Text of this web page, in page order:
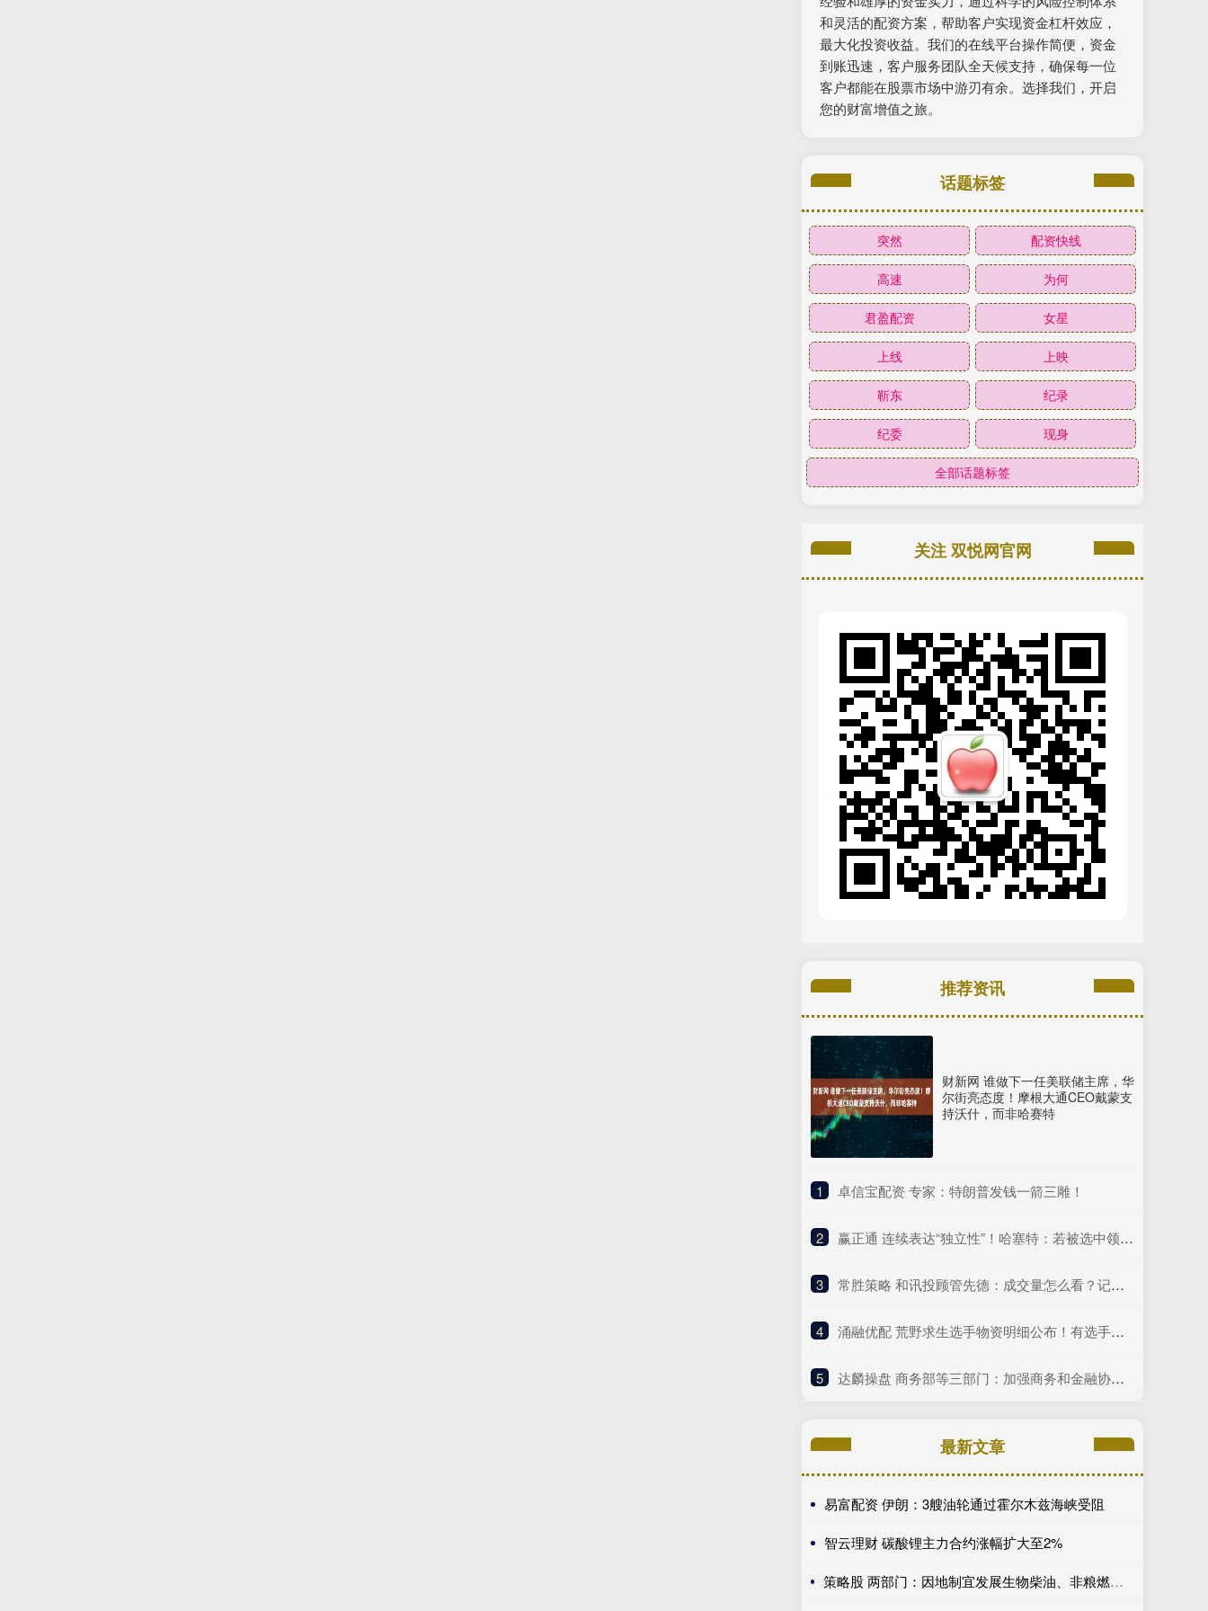
和灵活的配资方案，帮助客户实现资金杠杆效应，
最大化投资收益。我们的在线平台操作简便，资金
到账迅速，客户服务团队全天候支持，确保每一位
客户都能在股票市场中游刃有余。选择我们，开启
您的财富增值之旅。
话题标签
突然 配资快线
高速 为何
君盈配资 女星
上线 上映
靳东 纪录
纪委 现身
全部话题标签
关注 双悦网官网
推荐资讯
财新网 谁做下一任美联储主席，华
尔街亮态度！摩根大通CEO戴蒙支
持沃什，而非哈赛特
1 ​卓信宝配资 专家：特朗普发钱一箭三雕！
2 ​赢正通 连续表达“独立性”！哈塞特：若被选中领导美联储，特朗普可以提意见，但对美联储决策“毫无分量”
3 ​常胜策略 和讯投顾管先德：成交量怎么看？记住这4种情况！
4 ​涌融优配 荒野求生选手物资明细公布！有选手涉嫌违规被带离现场
5 ​达麟操盘 商务部等三部门：加强商务和金融协同，更大力度提振消费
最新文章
易富配资 伊朗：3艘油轮通过霍尔木兹海峡受阻
智云理财 碳酸锂主力合约涨幅扩大至2%
策略股 两部门：因地制宜发展生物柴油、非粮燃料乙醇、生物航空煤油